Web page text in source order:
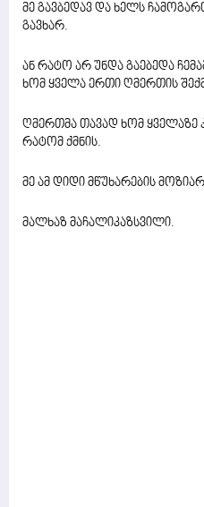
მე გავბედავ და ხელს
გავხარ.
ან რატო არ უნდა გაებედა
ხომ ყველა ერთი ღმერთის
ღმერთმა თავად ხომ ყველაზე
რატომ ქმნის.
მე ამ დიდი მწუხარების
მალხაზ მაჩალიკაზსვილი.